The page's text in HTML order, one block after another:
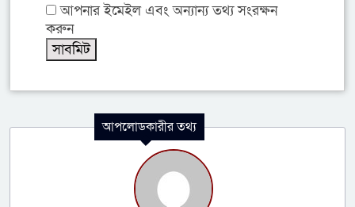
আপনার ইমেইল এবং অন্যান্য তথ্য সংরক্ষন
করুন
আপলোডকারীর তথ্য